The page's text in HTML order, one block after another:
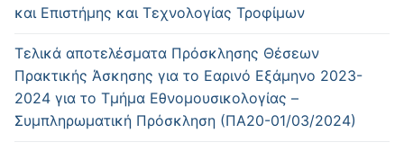
και Επιστήμης και Τεχνολογίας Τροφίμων
Τελικά αποτελέσματα Πρόσκλησης Θέσεων
Πρακτικής Άσκησης για το Εαρινό Εξάμηνο 2023-
2024 για το Τμήμα Εθνομουσικολογίας –
Συμπληρωματική Πρόσκληση (ΠΑ20-01/03/2024)